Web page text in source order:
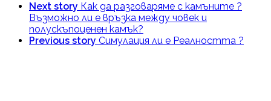
Next story Как да разговаряме с камъните ?
Възможно ли е връзка между човек и
полускъпоценен камък?
Previous story Симулация ли е Реалността ?